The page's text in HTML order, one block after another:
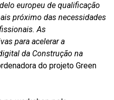
europeu de qualificação
próximo das necessidades
As
para acelerar a
da Construção na
do projeto Green